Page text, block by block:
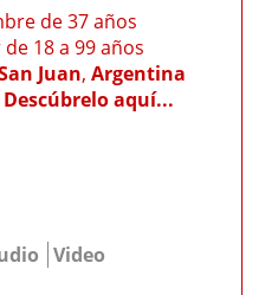
de 37 años
18 a 99 años
Juan, Argentina
Descúbrelo aquí...
Video